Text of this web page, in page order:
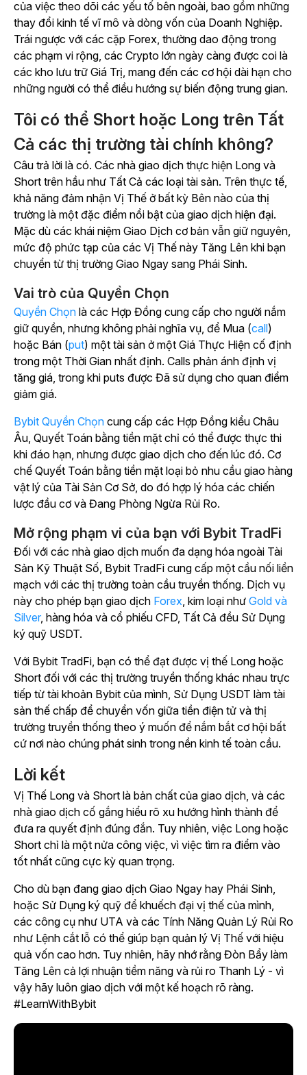
của việc theo dõi các yếu tố bên ngoài, bao gồm những
thay đổi kinh tế vĩ mô và dòng vốn của Doanh Nghiệp.
Trái ngược với các cặp Forex, thường dao động trong
các phạm vi rộng, các Crypto lớn ngày càng được coi là
các kho lưu trữ Giá Trị, mang đến các cơ hội dài hạn cho
những người có thể điều hướng sự biến động trung gian.
Tôi có thể Short hoặc Long trên Tất
Cả các thị trường tài chính không?
Câu trả lời là có. Các nhà giao dịch thực hiện Long và
Short trên hầu như Tất Cả các loại tài sản. Trên thực tế,
khả năng đảm nhận Vị Thế ở bất kỳ Bên nào của thị
trường là một đặc điểm nổi bật của giao dịch hiện đại.
Mặc dù các khái niệm Giao Dịch cơ bản vẫn giữ nguyên,
mức độ phức tạp của các Vị Thế này Tăng Lên khi bạn
chuyển từ thị trường Giao Ngay sang Phái Sinh.
Vai trò của Quyền Chọn
Quyền Chọn là các Hợp Đồng cung cấp cho người nắm
giữ quyền, nhưng không phải nghĩa vụ, để Mua (call)
hoặc Bán (put) một tài sản ở một Giá Thực Hiện cố định
trong một Thời Gian nhất định. Calls phản ánh định vị
tăng giá, trong khi puts được Đã sử dụng cho quan điểm
giảm giá.
Bybit Quyền Chọn cung cấp các Hợp Đồng kiểu Châu
Âu, Quyết Toán bằng tiền mặt chỉ có thể được thực thi
khi đáo hạn, nhưng được giao dịch cho đến lúc đó. Cơ
chế Quyết Toán bằng tiền mặt loại bỏ nhu cầu giao hàng
vật lý của Tài Sản Cơ Sở, do đó hợp lý hóa các chiến
lược đầu cơ và Đang Phòng Ngừa Rủi Ro.
Mở rộng phạm vi của bạn với Bybit TradFi
Đối với các nhà giao dịch muốn đa dạng hóa ngoài Tài
Sản Kỹ Thuật Số, Bybit TradFi cung cấp một cầu nối liền
mạch với các thị trường toàn cầu truyền thống. Dịch vụ
này cho phép bạn giao dịch Forex , kim loại như Gold và
Silver, hàng hóa và cổ phiếu CFD, Tất Cả đều Sử Dụng
ký quỹ USDT.
Với Bybit TradFi, bạn có thể đạt được vị thế Long hoặc
Short đối với các thị trường truyền thống khác nhau trực
tiếp từ tài khoản Bybit của mình, Sử Dụng USDT làm tài
sản thế chấp để chuyển vốn giữa tiền điện tử và thị
trường truyền thống theo ý muốn để nắm bắt cơ hội bất
cứ nơi nào chúng phát sinh trong nền kinh tế toàn cầu.
Lời kết
Vị Thế Long và Short là bản chất của giao dịch, và các
nhà giao dịch cố gắng hiểu rõ xu hướng hình thành để
đưa ra quyết định đúng đắn. Tuy nhiên, việc Long hoặc
Short chỉ là một nửa công việc, vì việc tìm ra điểm vào
tốt nhất cũng cực kỳ quan trọng.
Cho dù bạn đang giao dịch Giao Ngay hay Phái Sinh,
hoặc Sử Dụng ký quỹ để khuếch đại vị thế của mình,
các công cụ như UTA và các Tính Năng Quản Lý Rủi Ro
như Lệnh cắt lỗ có thể giúp bạn quản lý Vị Thế với hiệu
quả vốn cao hơn. Tuy nhiên, hãy nhớ rằng Đòn Bẩy làm
Tăng Lên cả lợi nhuận tiềm năng và rủi ro Thanh Lý - vì
vậy hãy luôn giao dịch với một kế hoạch rõ ràng.
#LearnWithBybit